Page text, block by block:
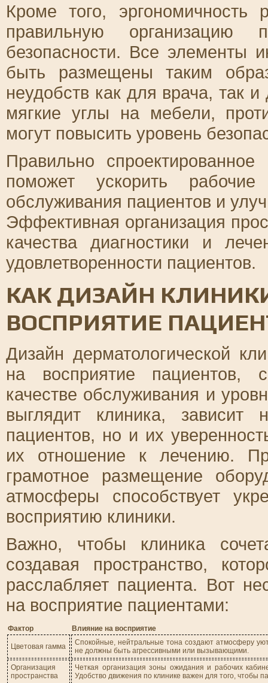
Кроме того, эргономичность
правильную организацию
безопасности. Все элементы
быть размещены таким
неудобств как для врача, так
мягкие углы на мебели,
могут повысить уровень
Правильно
поможет ускорить
обслуживания пациентов и
Эффективная организация
качества диагностики и
удовлетворенности пациентов.
КАК ДИЗАЙН
ВОСПРИЯТИЕ
Дизайн дерматологической
на восприятие пациентов,
качестве обслуживания и
выглядит клиника, зависит
пациентов, но и их
их отношение к лечению.
грамотное размещение
атмосферы способствует
восприятию клиники.
Важно, чтобы клиника
создавая пространство,
расслабляет пациента. Вот
на восприятие пациентами:
Фактор Влияние на восприятие
Цветовая гамма
Спокойные, нейтральные тона создают атмосферу
не должны быть агрессивными или вызывающими.
Организация
пространства
Четкая организация зоны ожидания и рабочих
Удобство движения по клинике важен для того, чтобы